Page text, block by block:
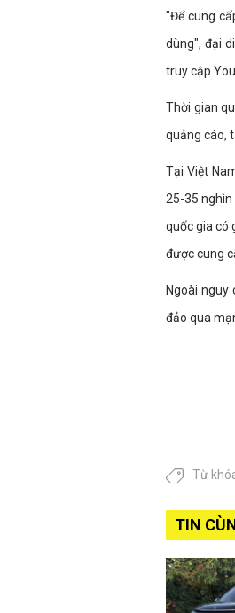
"Để cung
dùng", đại
truy cập
Thời gian
quảng cáo,
Tại Việt
25-35
quốc gia có
được cung
Ngoài
đảo qua
Từ
TIN